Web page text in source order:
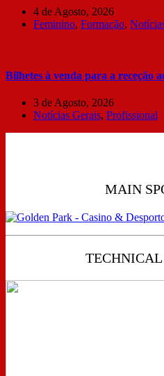
4 de Agosto, 2026
Feminino, Formação,
Bilhetes à venda para a receção
3 de Agosto, 2026
Notícias Gerais, Profissional
MAIN
TECHNICAL